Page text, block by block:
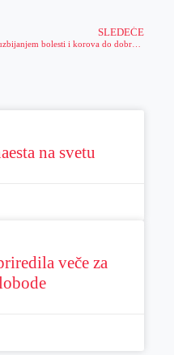
SLEDEĆE
na svetu
veče za